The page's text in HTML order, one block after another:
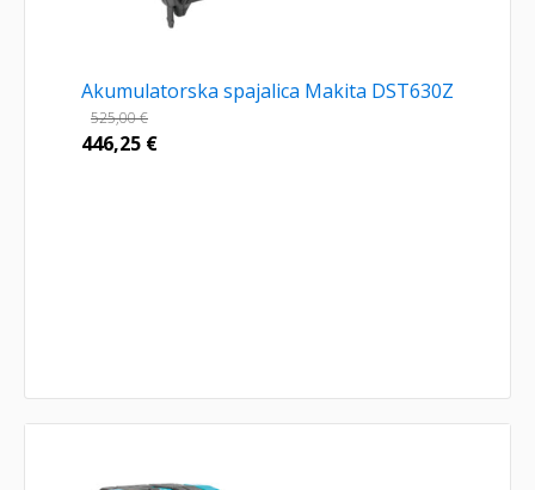
Akumulatorska spajalica Makita DST630Z
525,00€
446,25 €